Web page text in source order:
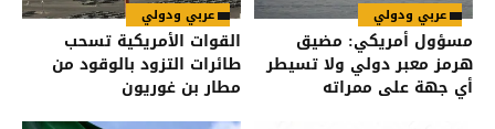
عربي ودولي
مسؤول أمريكي: مضيق
هرمز معبر دولي ولا تسيطر
أي جهة على ممراته
عربي ودولي
القوات الأمريكية تسحب
طائرات التزود بالوقود من
مطار بن غوريون